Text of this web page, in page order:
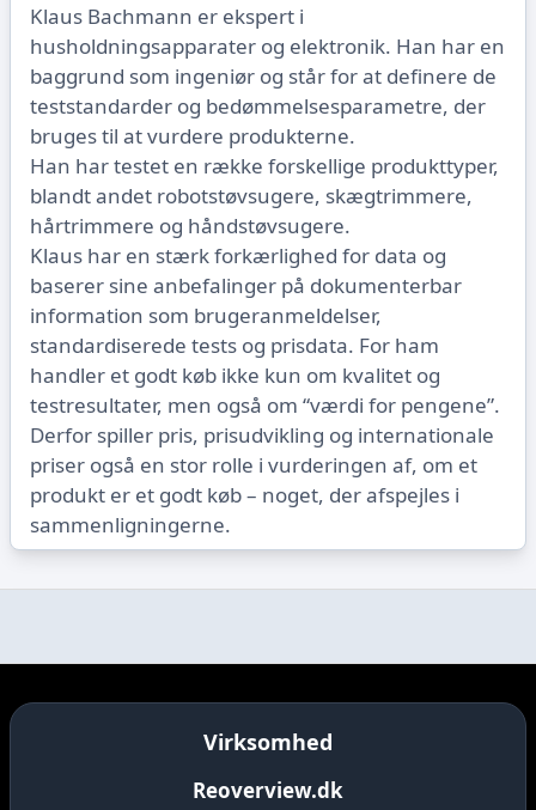
Klaus Bachmann er ekspert i
husholdningsapparater og elektronik. Han har en
baggrund som ingeniør og står for at definere de
teststandarder og bedømmelsesparametre, der
bruges til at vurdere produkterne.
Han har testet en række forskellige produkttyper,
blandt andet robotstøvsugere, skægtrimmere,
hårtrimmere og håndstøvsugere.
Klaus har en stærk forkærlighed for data og
baserer sine anbefalinger på dokumenterbar
information som brugeranmeldelser,
standardiserede tests og prisdata. For ham
handler et godt køb ikke kun om kvalitet og
testresultater, men også om “værdi for pengene”.
Derfor spiller pris, prisudvikling og internationale
priser også en stor rolle i vurderingen af, om et
produkt er et godt køb – noget, der afspejles i
sammenligningerne.
Virksomhed
Reoverview.dk